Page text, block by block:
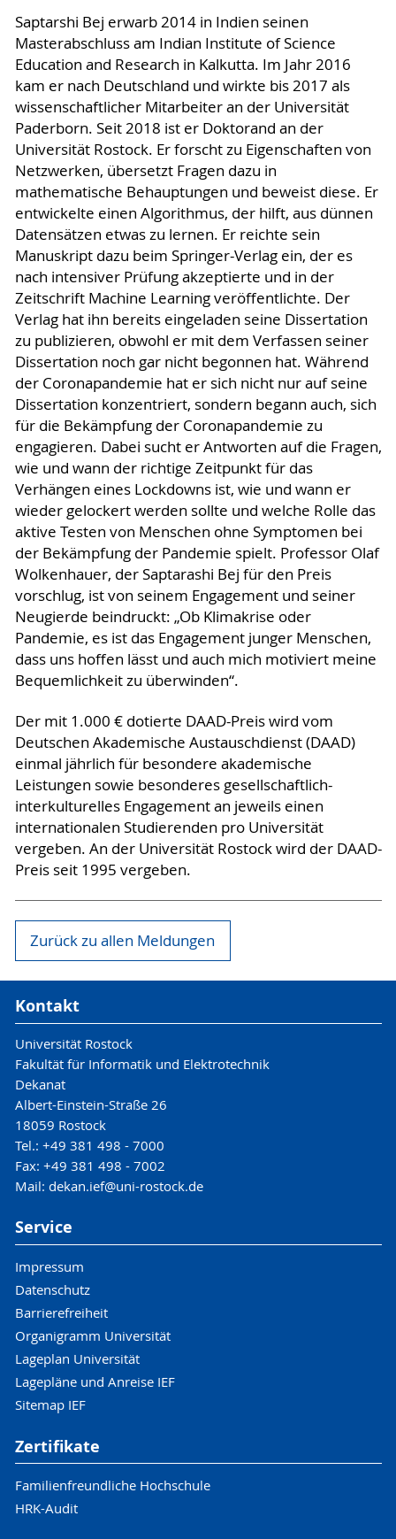
Saptarshi Bej erwarb 2014 in Indien seinen
Masterabschluss am Indian Institute of Science
Education and Research in Kalkutta. Im Jahr 2016
kam er nach Deutschland und wirkte bis 2017 als
wissenschaftlicher Mitarbeiter an der Universität
Paderborn. Seit 2018 ist er Doktorand an der
Universität Rostock. Er forscht zu Eigenschaften von
Netzwerken, übersetzt Fragen dazu in
mathematische Behauptungen und beweist diese. Er
entwickelte einen Algorithmus, der hilft, aus dünnen
Datensätzen etwas zu lernen. Er reichte sein
Manuskript dazu beim Springer-Verlag ein, der es
nach intensiver Prüfung akzeptierte und in der
Zeitschrift Machine Learning veröffentlichte. Der
Verlag hat ihn bereits eingeladen seine Dissertation
zu publizieren, obwohl er mit dem Verfassen seiner
Dissertation noch gar nicht begonnen hat. Während
der Coronapandemie hat er sich nicht nur auf seine
Dissertation konzentriert, sondern begann auch, sich
für die Bekämpfung der Coronapandemie zu
engagieren. Dabei sucht er Antworten auf die Fragen,
wie und wann der richtige Zeitpunkt für das
Verhängen eines Lockdowns ist, wie und wann er
wieder gelockert werden sollte und welche Rolle das
aktive Testen von Menschen ohne Symptomen bei
der Bekämpfung der Pandemie spielt. Professor Olaf
Wolkenhauer, der Saptarashi Bej für den Preis
vorschlug, ist von seinem Engagement und seiner
Neugierde beindruckt: „Ob Klimakrise oder
Pandemie, es ist das Engagement junger Menschen,
dass uns hoffen lässt und auch mich motiviert meine
Bequemlichkeit zu überwinden“.
Der mit 1.000 € dotierte DAAD-Preis wird vom
Deutschen Akademische Austauschdienst (DAAD)
einmal jährlich für besondere akademische
Leistungen sowie besonderes gesellschaftlich-
interkulturelles Engagement an jeweils einen
internationalen Studierenden pro Universität
vergeben. An der Universität Rostock wird der DAAD-
Preis seit 1995 vergeben.
Zurück zu allen Meldungen
Kontakt
Universität Rostock
Fakultät für Informatik und Elektrotechnik
Dekanat
Albert-Einstein-Straße 26
18059 Rostock
Tel.: +49 381 498 - 7000
Fax: +49 381 498 - 7002
Mail: dekan.ief@uni-rostock.de
Service
Impressum
Datenschutz
Barrierefreiheit
Organigramm Universität
Lageplan Universität
Lagepläne und Anreise IEF
Sitemap IEF
Zertifikate
Familienfreundliche Hochschule
HRK-Audit